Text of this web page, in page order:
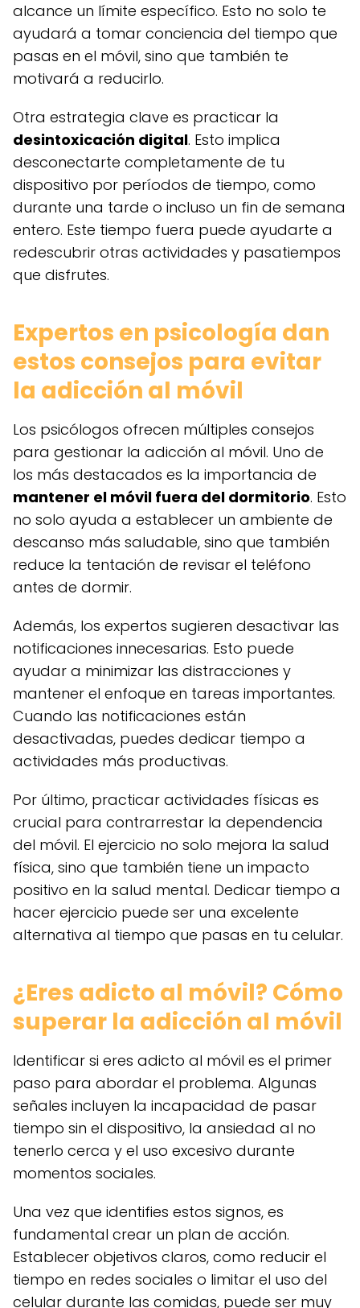
alcance un límite específico. Esto no solo te
ayudará a tomar conciencia del tiempo que
pasas en el móvil, sino que también te
motivará a reducirlo.
Otra estrategia clave es practicar la
desintoxicación digital. Esto implica
desconectarte completamente de tu
dispositivo por períodos de tiempo, como
durante una tarde o incluso un fin de semana
entero. Este tiempo fuera puede ayudarte a
redescubrir otras actividades y pasatiempos
que disfrutes.
Expertos en psicología dan
estos consejos para evitar
la adicción al móvil
Los psicólogos ofrecen múltiples consejos
para gestionar la adicción al móvil. Uno de
los más destacados es la importancia de
mantener el móvil fuera del dormitorio. Esto
no solo ayuda a establecer un ambiente de
descanso más saludable, sino que también
reduce la tentación de revisar el teléfono
antes de dormir.
Además, los expertos sugieren desactivar las
notificaciones innecesarias. Esto puede
ayudar a minimizar las distracciones y
mantener el enfoque en tareas importantes.
Cuando las notificaciones están
desactivadas, puedes dedicar tiempo a
actividades más productivas.
Por último, practicar actividades físicas es
crucial para contrarrestar la dependencia
del móvil. El ejercicio no solo mejora la salud
física, sino que también tiene un impacto
positivo en la salud mental. Dedicar tiempo a
hacer ejercicio puede ser una excelente
alternativa al tiempo que pasas en tu celular.
¿Eres adicto al móvil? Cómo
superar la adicción al móvil
Identificar si eres adicto al móvil es el primer
paso para abordar el problema. Algunas
señales incluyen la incapacidad de pasar
tiempo sin el dispositivo, la ansiedad al no
tenerlo cerca y el uso excesivo durante
momentos sociales.
Una vez que identifies estos signos, es
fundamental crear un plan de acción.
Establecer objetivos claros, como reducir el
tiempo en redes sociales o limitar el uso del
celular durante las comidas, puede ser muy